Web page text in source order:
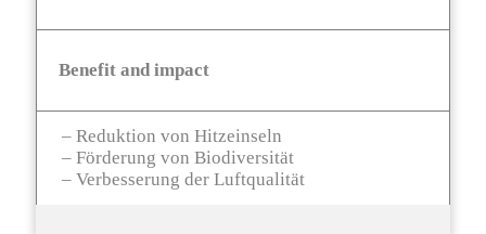
Benefit and impact
– Reduktion von Hitzeinseln
– Förderung von Biodiversität
– Verbesserung der Luftqualität